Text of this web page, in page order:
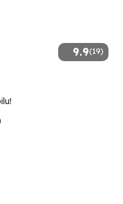
9.9(19)